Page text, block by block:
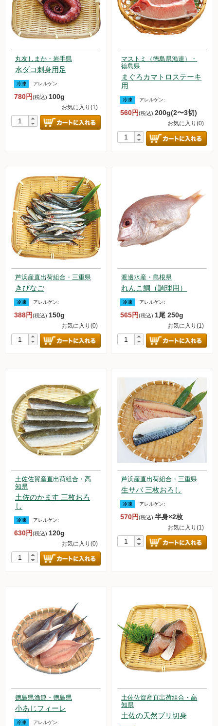
丸友しまか・岩手県
水ダコ刺身用足
冷凍 アレルゲン:
780円(税込) 100g
お気に入り(1)
マストミ（徳島県漁連）・
徳島県
まぐろカマトロステーキ
用
冷凍 アレルゲン:
560円(税込)200g(2〜3切)
お気に入り(0)
芦浜産直出荷組合・三重県
きびなご
冷凍 アレルゲン:
388円(税込) 150g
お気に入り(0)
渡邊水産・島根県
れんこ鯛（調理用）
冷凍 アレルゲン:
565円(税込) 1尾 250g
お気に入り(1)
土佐佐賀産直出荷組合・高
知県
土佐のかます 三枚おろ
し
冷凍 アレルゲン:
630円(税込) 120g
お気に入り(0)
芦浜産直出荷組合・三重県
生サバ 三枚おろし
冷凍 アレルゲン:
570円(税込)半身×2枚
お気に入り(1)
徳島県漁連・徳島県
小あじフィーレ
冷凍 アレルゲン:
土佐佐賀産直出荷組合・高
知県
土佐の天然ブリ切身